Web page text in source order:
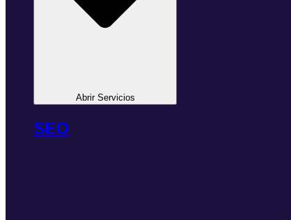
Abrir Servicios
SEO